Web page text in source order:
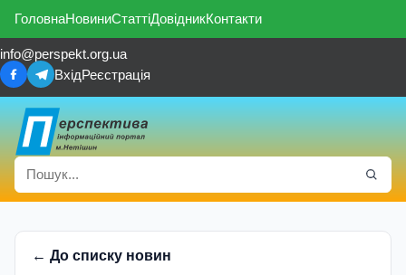
ГоловнаНовиниСтаттіДовідникКонтакти
info@perspekt.org.ua
ВхідРеєстрація
← До списку новин